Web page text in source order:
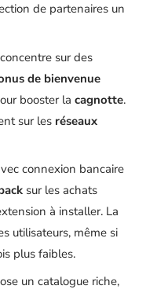
de partenaires un
sur des
de bienvenue
booster la cagnotte.
sur les réseaux
connexion bancaire
sur les achats
à installer. La
utilisateurs, même si
plus faibles.
un catalogue riche,